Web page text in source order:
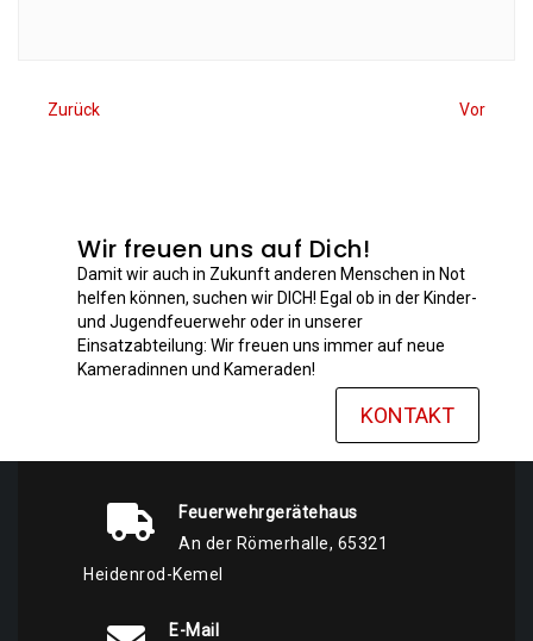
Zurück Vor
Wir freuen uns auf Dich!
Damit wir auch in Zukunft anderen Menschen in Not
helfen können, suchen wir DICH! Egal ob in der Kinder-
und Jugendfeuerwehr oder in unserer
Einsatzabteilung: Wir freuen uns immer auf neue
Kameradinnen und Kameraden!
KONTAKT
Feuerwehrgerätehaus
An der Römerhalle, 65321
Heidenrod-Kemel
E-Mail